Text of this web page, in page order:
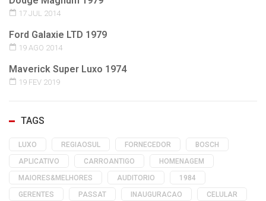
17 JUL 2014
Ford Galaxie LTD 1979
19 AGO 2014
Maverick Super Luxo 1974
19 FEV 2019
TAGS
LUXO REGIAOSUL FORNECEDOR
BOSCH
APLICATIVO
CARROANTIGO
HOMENAGEM
MAIORES&MELHORES
AUDITORIO
1984
GERENTES
PASSAT INAUGURACAO
CELULAR